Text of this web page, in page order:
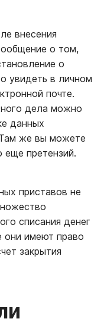
внесения
о том,
о
увидеть в личном
почте.
дела можно
данных
же вы можете
еще претензий.
приставов не
списания денег
они имеют право
закрытия